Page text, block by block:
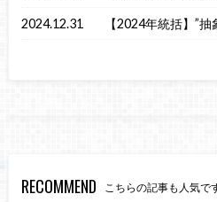
2024.12.31 【2024年統括】”
RECOMMEND こちらの記事も人気で